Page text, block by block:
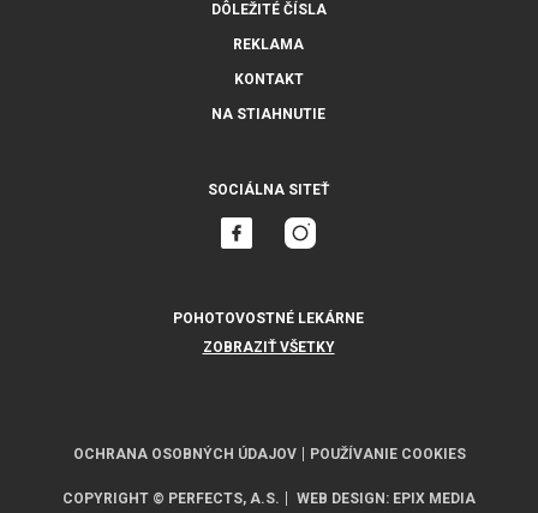
DÔLEŽITÉ ČÍSLA
REKLAMA
KONTAKT
NA STIAHNUTIE
SOCIÁLNA SITEŤ
POHOTOVOSTNÉ LEKÁRNE
ZOBRAZIŤ VŠETKY
OCHRANA OSOBNÝCH ÚDAJOV POUŽÍVANIE COOKIES
COPYRIGHT © PERFECTS, A.S. WEB DESIGN : EPIX MEDIA